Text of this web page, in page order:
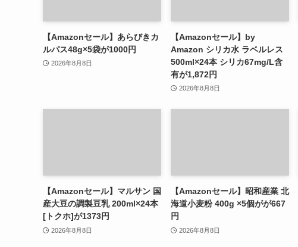
【Amazonセール】あらびきカ
ルパス48g×5袋が1000円
2026年8月8日
【Amazonセール】by
Amazon シリカ水 ラベルレス
500ml×24本 シリカ67mg/L含
有が1,872円
2026年8月8日
【Amazonセール】マルサン 国
産大豆の調製豆乳 200ml×24本
[トクホ]が1373円
2026年8月8日
【Amazonセール】昭和産業 北
海道小麦粉 400g ×5個がが667
円
2026年8月8日